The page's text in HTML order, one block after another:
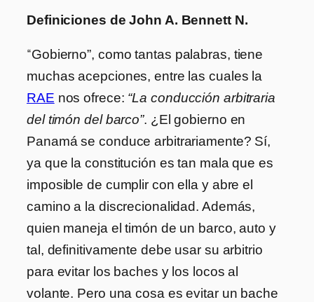
Definiciones de John A. Bennett N.
“Gobierno”, como tantas palabras, tiene
muchas acepciones, entre las cuales la
RAE nos ofrece: “La conducción arbitraria
del timón del barco”. ¿El gobierno en
Panamá se conduce arbitrariamente? Sí,
ya que la constitución es tan mala que es
imposible de cumplir con ella y abre el
camino a la discrecionalidad. Además,
quien maneja el timón de un barco, auto y
tal, definitivamente debe usar su arbitrio
para evitar los baches y los locos al
volante. Pero una cosa es evitar un bache